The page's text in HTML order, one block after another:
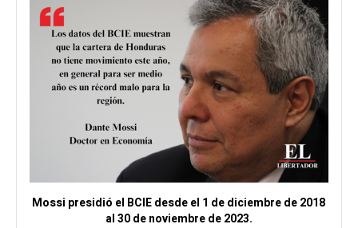
Mossi presidió el BCIE desde el 1 de diciembre de 2018
al 30 de noviembre de 2023.